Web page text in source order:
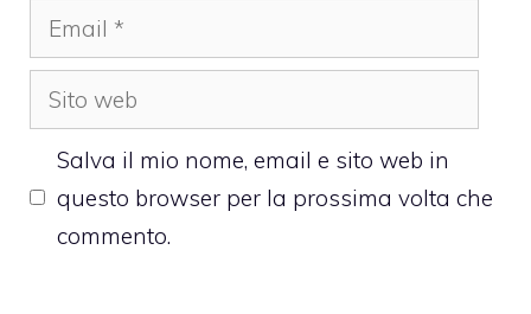
Email
Sito
web
Salva il mio nome, email e sito web in
questo browser per la prossima volta che
commento.